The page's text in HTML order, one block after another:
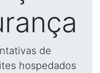
de
hospedados